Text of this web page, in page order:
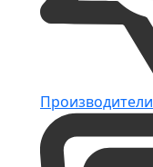
Производители